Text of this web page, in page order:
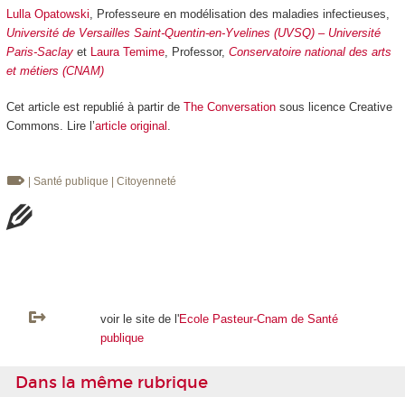
Lulla Opatowski , Professeure en modélisation des maladies infectieuses,
Université de Versailles Saint-Quentin-en-Yvelines (UVSQ) – Université
Paris-Saclay et Laura Temime, Professor, Conservatoire national des arts
et métiers (CNAM)
Cet article est republié à partir de The Conversationsous licence Creative
Commons. Lire l’article original .
| Santé publique | Citoyenneté
voir le site de l'Ecole Pasteur-Cnam de Santé
publique
Dans la même rubrique